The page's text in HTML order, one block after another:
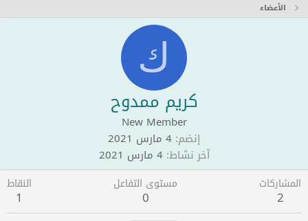
الأعضاء
ك
كريم ممدوح
New Member
إنضم 4 مارس 2021
آخر نشاط 4 مارس 2021
المشاركات
2
مستوى التفاعل
0
النقاط
1